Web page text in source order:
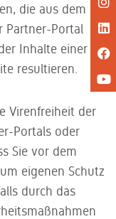
die aus dem
Partner-Portal
Inhalte einer
resultieren.
Virenfreiheit der
Portals oder
Sie vor dem
eigenen Schutz
durch das